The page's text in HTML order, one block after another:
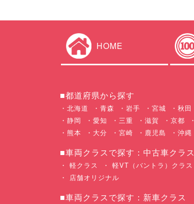
HOME
■都道府県から探す
北海道 青森 岩手 宮城 秋田
静岡
愛知 三重 滋賀 京都
熊本
大分 宮崎 鹿児島 沖縄
■車両クラスで探す：中古車クラス
軽クラス 軽VT（バントラ）クラス
店舗オリジナル
■車両クラスで探す：新車クラス